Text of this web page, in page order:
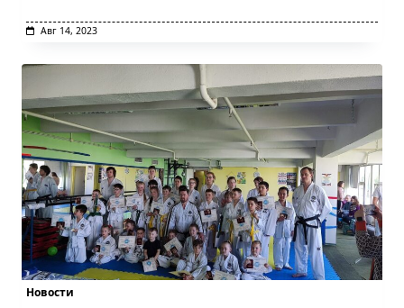
Авг 14, 2023
Новости